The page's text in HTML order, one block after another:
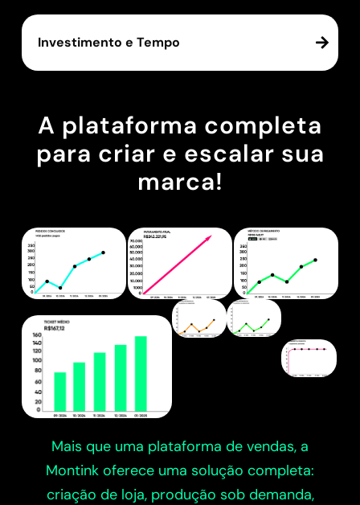
Investimento e Tempo
A plataforma completa
para criar e escalar sua
marca!
Mais que uma plataforma de vendas, a
Montink oferece uma solução completa:
criação de loja, produção sob demanda,